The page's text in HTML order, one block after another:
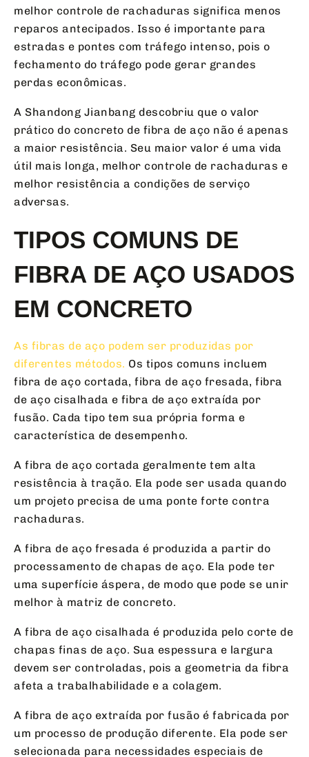
melhor controle de rachaduras significa menos
reparos antecipados. Isso é importante para
estradas e pontes com tráfego intenso, pois o
fechamento do tráfego pode gerar grandes
perdas econômicas.
A Shandong Jianbang descobriu que o valor
prático do concreto de fibra de aço não é apenas
a maior resistência. Seu maior valor é uma vida
útil mais longa, melhor controle de rachaduras e
melhor resistência a condições de serviço
adversas.
TIPOS COMUNS DE
FIBRA DE AÇO USADOS
EM CONCRETO
As fibras de aço podem ser produzidas por
diferentes métodos. Os tipos comuns incluem
fibra de aço cortada, fibra de aço fresada, fibra
de aço cisalhada e fibra de aço extraída por
fusão. Cada tipo tem sua própria forma e
característica de desempenho.
A fibra de aço cortada geralmente tem alta
resistência à tração. Ela pode ser usada quando
um projeto precisa de uma ponte forte contra
rachaduras.
A fibra de aço fresada é produzida a partir do
processamento de chapas de aço. Ela pode ter
uma superfície áspera, de modo que pode se unir
melhor à matriz de concreto.
A fibra de aço cisalhada é produzida pelo corte de
chapas finas de aço. Sua espessura e largura
devem ser controladas, pois a geometria da fibra
afeta a trabalhabilidade e a colagem.
A fibra de aço extraída por fusão é fabricada por
um processo de produção diferente. Ela pode ser
selecionada para necessidades especiais de